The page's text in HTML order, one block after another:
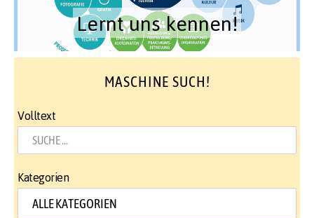
Lernt uns kennen!
MASCHINE SUCH!
Volltext
Kategorien